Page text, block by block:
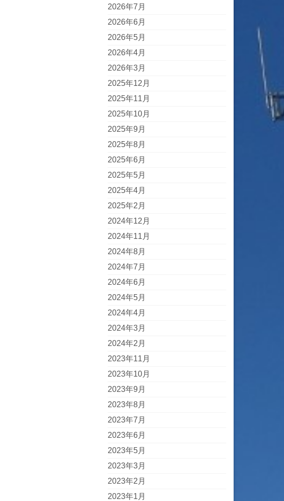
2026年7月
2026年6月
2026年5月
2026年4月
2026年3月
2025年12月
2025年11月
2025年10月
2025年9月
2025年8月
2025年6月
2025年5月
2025年4月
2025年2月
2024年12月
2024年11月
2024年8月
2024年7月
2024年6月
2024年5月
2024年4月
2024年3月
2024年2月
2023年11月
2023年10月
2023年9月
2023年8月
2023年7月
2023年6月
2023年5月
2023年3月
2023年2月
2023年1月